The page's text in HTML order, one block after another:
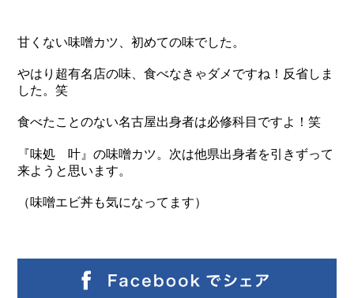
甘くない味噌カツ、初めての味でした。
やはり超有名店の味、食べなきゃダメですね！反省しま
した。笑
食べたことのない名古屋出身者は必修科目ですよ！笑
『味処 叶』の味噌カツ。次は他県出身者を引きずって
来ようと思います。
（味噌エビ丼も気になってます）